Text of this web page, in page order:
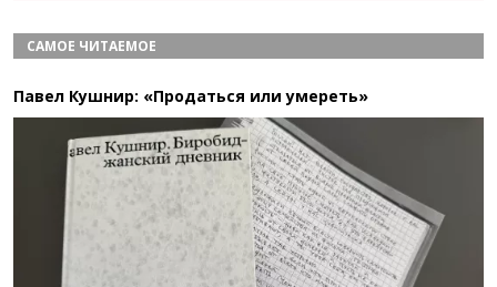
САМОЕ ЧИТАЕМОЕ
Павел Кушнир: «Продаться или умереть»